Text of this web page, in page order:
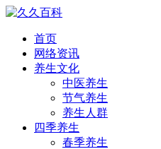
首页
网络资讯
养生文化
中医养生
节气养生
养生人群
四季养生
春季养生